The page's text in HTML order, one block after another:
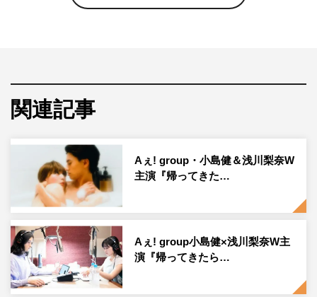
がW主演を務め、恋愛経験の少ないアラサーのTL女性漫画
第9話放送後のSNSでは、「今回も泣いた やっぱ朱⾳ちゃ
んには⾼城くんしかいないよ」「来週で最後なの嫌だ
な……」「来週最終回とか寂しすぎる」「ハッピーエンド
でありますように」「最終回絶対2⼈が幸せになって」と
の声が。
さらに、エッチで刺激的な内容に⼾惑っていたファンから
も、「終わっちゃうのが寂しい」「最初ドラマ解禁された
時はどうなることかと思ってたけど来週最終話とか信じた
くない もっと⾼城くんと朱⾳ちゃんの絡みが⾒たい」
関連記事
Aぇ! group・小島健＆浅川梨奈W
主演『帰ってきた…
Aぇ! group小島健×浅川梨奈W主
演『帰ってきたら…